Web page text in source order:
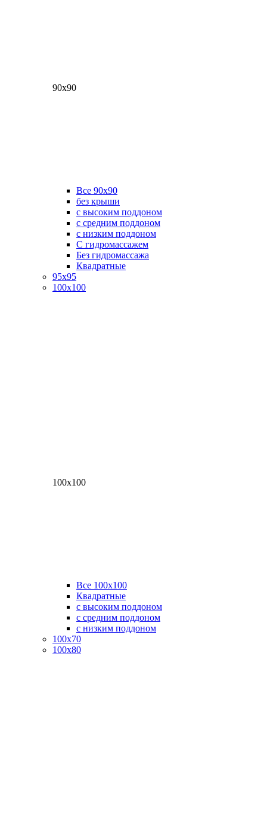
90х90
Все 90х90
без крыши
с высоким поддоном
с средним поддоном
с низким поддоном
С гидромассажем
Без гидромассажа
Квадратные
95х95
100х100
100х100
Все 100х100
Квадратные
с высоким поддоном
с средним поддоном
с низким поддоном
100х70
100х80